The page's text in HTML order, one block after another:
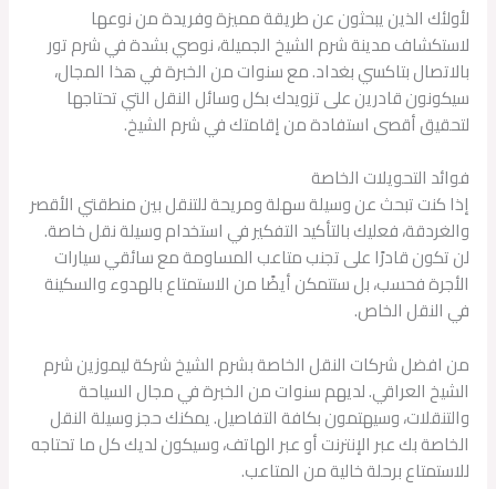
لأولئك الذين يبحثون عن طريقة مميزة وفريدة من نوعها
لاستكشاف مدينة شرم الشيخ الجميلة، نوصي بشدة في شرم تور
بالاتصال بتاكسي بغداد. مع سنوات من الخبرة في هذا المجال،
سيكونون قادرين على تزويدك بكل وسائل النقل التي تحتاجها
لتحقيق أقصى استفادة من إقامتك في شرم الشيخ.
فوائد التحويلات الخاصة
إذا كنت تبحث عن وسيلة سهلة ومريحة للتنقل بين منطقتي الأقصر
والغردقة، فعليك بالتأكيد التفكير في استخدام وسيلة نقل خاصة.
لن تكون قادرًا على تجنب متاعب المساومة مع سائقي سيارات
الأجرة فحسب، بل ستتمكن أيضًا من الاستمتاع بالهدوء والسكينة
في النقل الخاص.
من افضل شركات النقل الخاصة بشرم الشيخ شركة ليموزين شرم
الشيخ العراقي. لديهم سنوات من الخبرة في مجال السياحة
والتنقلات، وسيهتمون بكافة التفاصيل. يمكنك حجز وسيلة النقل
الخاصة بك عبر الإنترنت أو عبر الهاتف، وسيكون لديك كل ما تحتاجه
للاستمتاع برحلة خالية من المتاعب.